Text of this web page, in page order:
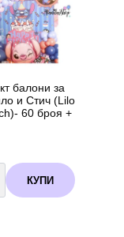
балони за
и Стич (Lilo
60 броя +
КУПИ